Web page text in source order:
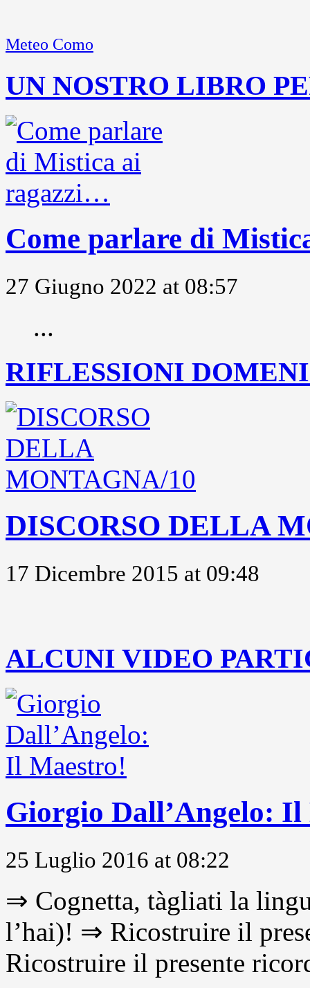
Meteo Como
UN NOSTRO LIBRO
Come parlare di
27 Giugno 2022 at 08:57
...
RIFLESSIONI
DISCORSO DELLA
17 Dicembre 2015 at 09:48
ALCUNI VIDEO
Giorgio Dall’Angelo:
25 Luglio 2016 at 08:22
⇒ Cognetta, tàgliati la
l’hai)! ⇒ Ricostruire il
Ricostruire il presente